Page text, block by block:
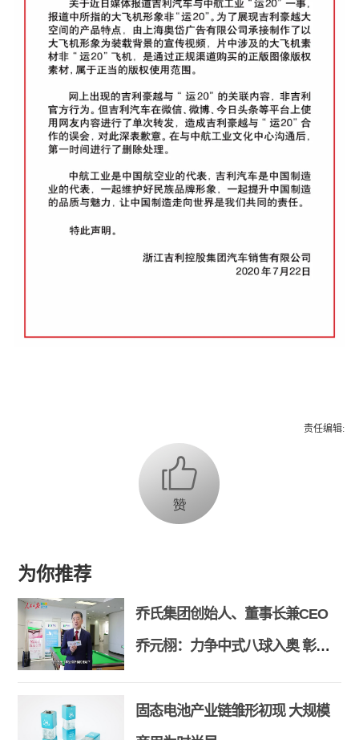
责任编辑:
为你推荐
乔氏集团创始人、董事长兼CEO
乔元栩：力争中式八球入奥 彰显
和合共生精神
固态电池产业链雏形初现 大规模